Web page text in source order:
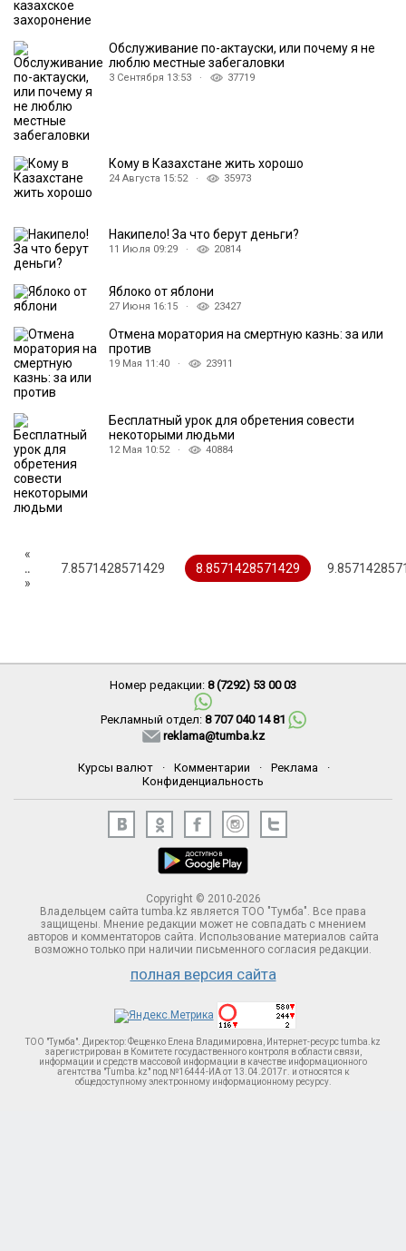
Обслуживание по-актауски, или почему я не
люблю местные забегаловки
3 Сентября 13:53 · 37719
Кому в Казахстане жить хорошо
24 Августа 15:52 · 35973
Накипело! За что берут деньги?
11 Июля 09:29 · 20814
Яблоко от яблони
27 Июня 16:15 · 23427
Отмена моратория на смертную казнь: за или
против
19 Мая 11:40 · 23911
Бесплатный урок для обретения совести
некоторыми людьми
12 Мая 10:52 · 40884
«
..
7.8571428571429 8.8571428571429
»
Номер редакции: 8 (7292) 53 00 03
Рекламный отдел: 8 707 040 14 81
reklama@tumba.kz
Курсы валют · Комментарии · Реклама
·
Конфиденциальность
Copyright © 2010-2026
Владельцем сайта tumba.kz является ТОО "Тумба". Все права
защищены. Мнение редакции может не совпадать с мнением
авторов и комментаторов сайта. Использование материалов сайта
возможно только при наличии письменного согласия редакции.
полная версия сайта
ТОО "Тумба". Директор: Фещенко Елена Владимировна, Интернет-ресурс tumba.kz
зарегистрирован в Комитете госудаственного контроля в области связи,
информации и средств массовой информации в качестве информационного
агентства "Tumba.kz" под №16444-ИА от 13.04.2017г. и относятся к
общедоступному электронному информационному ресурсу.